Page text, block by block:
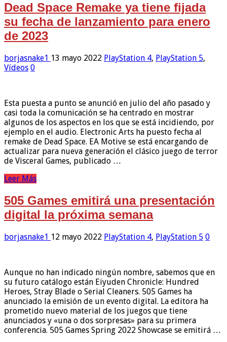
Dead Space Remake ya tiene fijada
su fecha de lanzamiento para enero
de 2023
borjasnake1 13 mayo 2022 PlayStation 4, PlayStation 5,
Vídeos 0
Esta puesta a punto se anunció en julio del año pasado y
casi toda la comunicación se ha centrado en mostrar
algunos de los aspectos en los que se está incidiendo, por
ejemplo en el audio. Electronic Arts ha puesto fecha al
remake de Dead Space. EA Motive se está encargando de
actualizar para nueva generación el clásico juego de terror
de Visceral Games, publicado …
Leer Más
505 Games emitirá una presentación
digital la próxima semana
borjasnake1 12 mayo 2022 PlayStation 4, PlayStation 5 0
Aunque no han indicado ningún nombre, sabemos que en
su futuro catálogo están Eiyuden Chronicle: Hundred
Heroes, Stray Blade o Serial Cleaners. 505 Games ha
anunciado la emisión de un evento digital. La editora ha
prometido nuevo material de los juegos que tiene
anunciados y «una o dos sorpresas» para su primera
conferencia. 505 Games Spring 2022 Showcase se emitirá …